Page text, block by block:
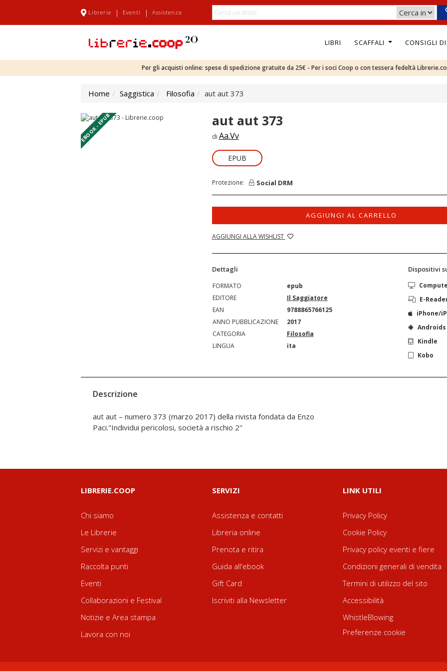
Librerie | Eventi | Assistenza
LIBRI SCAFFALI CONSIGLI
Per gli acquisti online: spese di spedizione gratuite da 25€ - Per i soci Coop o con tessera fedeltà
Home Saggistica Filosofia aut aut 373
EBOOK - EPUB aut aut 373
di Aa.Vv
EPUB
Protezione: Social DRM
AGGIUNGI AL CARRELLO
AGGIUNGI ALLA WISHLIST
Dettagli
FORMATO
epub
EDITORE
Il Saggiatore
EAN
9788865766125
ANNO PUBBLICAZIONE
2017
CATEGORIA
Filosofia
LINGUA
ita
Dispositivi
E-
iPhone/
Androids
Kindle
Kobo
Descrizione
aut aut – numero 373 (marzo 2017) della rivista fondata da Enzo
Paci."Individui pericolosi, società a rischio 2"
LIBRERIE.COOP
Chi siamo
Le Librerie
Servizi e vantaggi
Raccolta punti
Eventi
Collaborazioni e Festival
Notizie e Area stampa
Lavora con noi
SERVIZI
Assistenza e contatti
Libreria online
Prenota e ritira
Guida all'ebook
Gift Card
Iscriviti alla Newsletter
LINK UTILI
Privacy Policy
Cookie Policy
Privacy policy eventi e fiere
Condizioni generali di vendita
Termini di utilizzo del sito
Accessibilità
WhistleBlowing
Preferenze cookie